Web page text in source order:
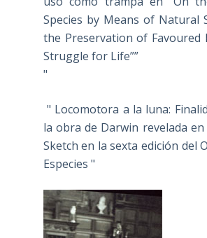
Species by Means of Natural
the Preservation of Favoured
Struggle for Life””
"
" Locomotora a la luna:
la obra de Darwin revelada
Sketch en la sexta edición del
Especies "